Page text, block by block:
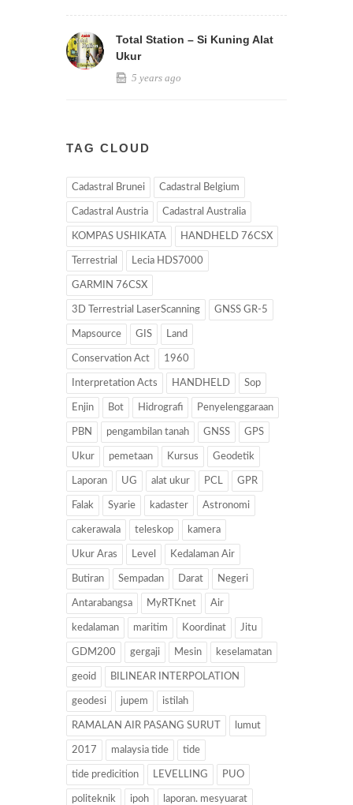
Total Station – Si Kuning Alat
Ukur
5 years ago
TAG CLOUD
Cadastral Brunei Cadastral Belgium
Cadastral Austria Cadastral Australia
KOMPAS USHIKATA HANDHELD 76CSX
Terrestrial Lecia HDS7000
GARMIN 76CSX
3D Terrestrial LaserScanning GNSS GR-5
Mapsource GIS Land
Conservation Act 1960
Interpretation Acts HANDHELD Sop
Enjin Bot Hidrografi Penyelenggaraan
PBN pengambilan tanah GNSS GPS
Ukur pemetaan Kursus Geodetik
Laporan UG alat ukur PCL GPR
Falak Syarie kadaster Astronomi
cakerawala teleskop kamera
Ukur Aras Level Kedalaman Air
Butiran Sempadan Darat Negeri
Antarabangsa MyRTKnet Air
kedalaman maritim Koordinat Jitu
GDM200 gergaji Mesin keselamatan
geoid BILINEAR INTERPOLATION
geodesi jupem istilah
RAMALAN AIR PASANG SURUT lumut
2017 malaysia tide tide
tide predicition LEVELLING PUO
politeknik ipoh laporan. mesyuarat